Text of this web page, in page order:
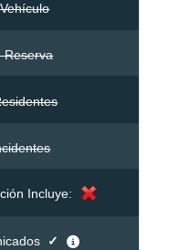
Reserva
Incluye:
✓